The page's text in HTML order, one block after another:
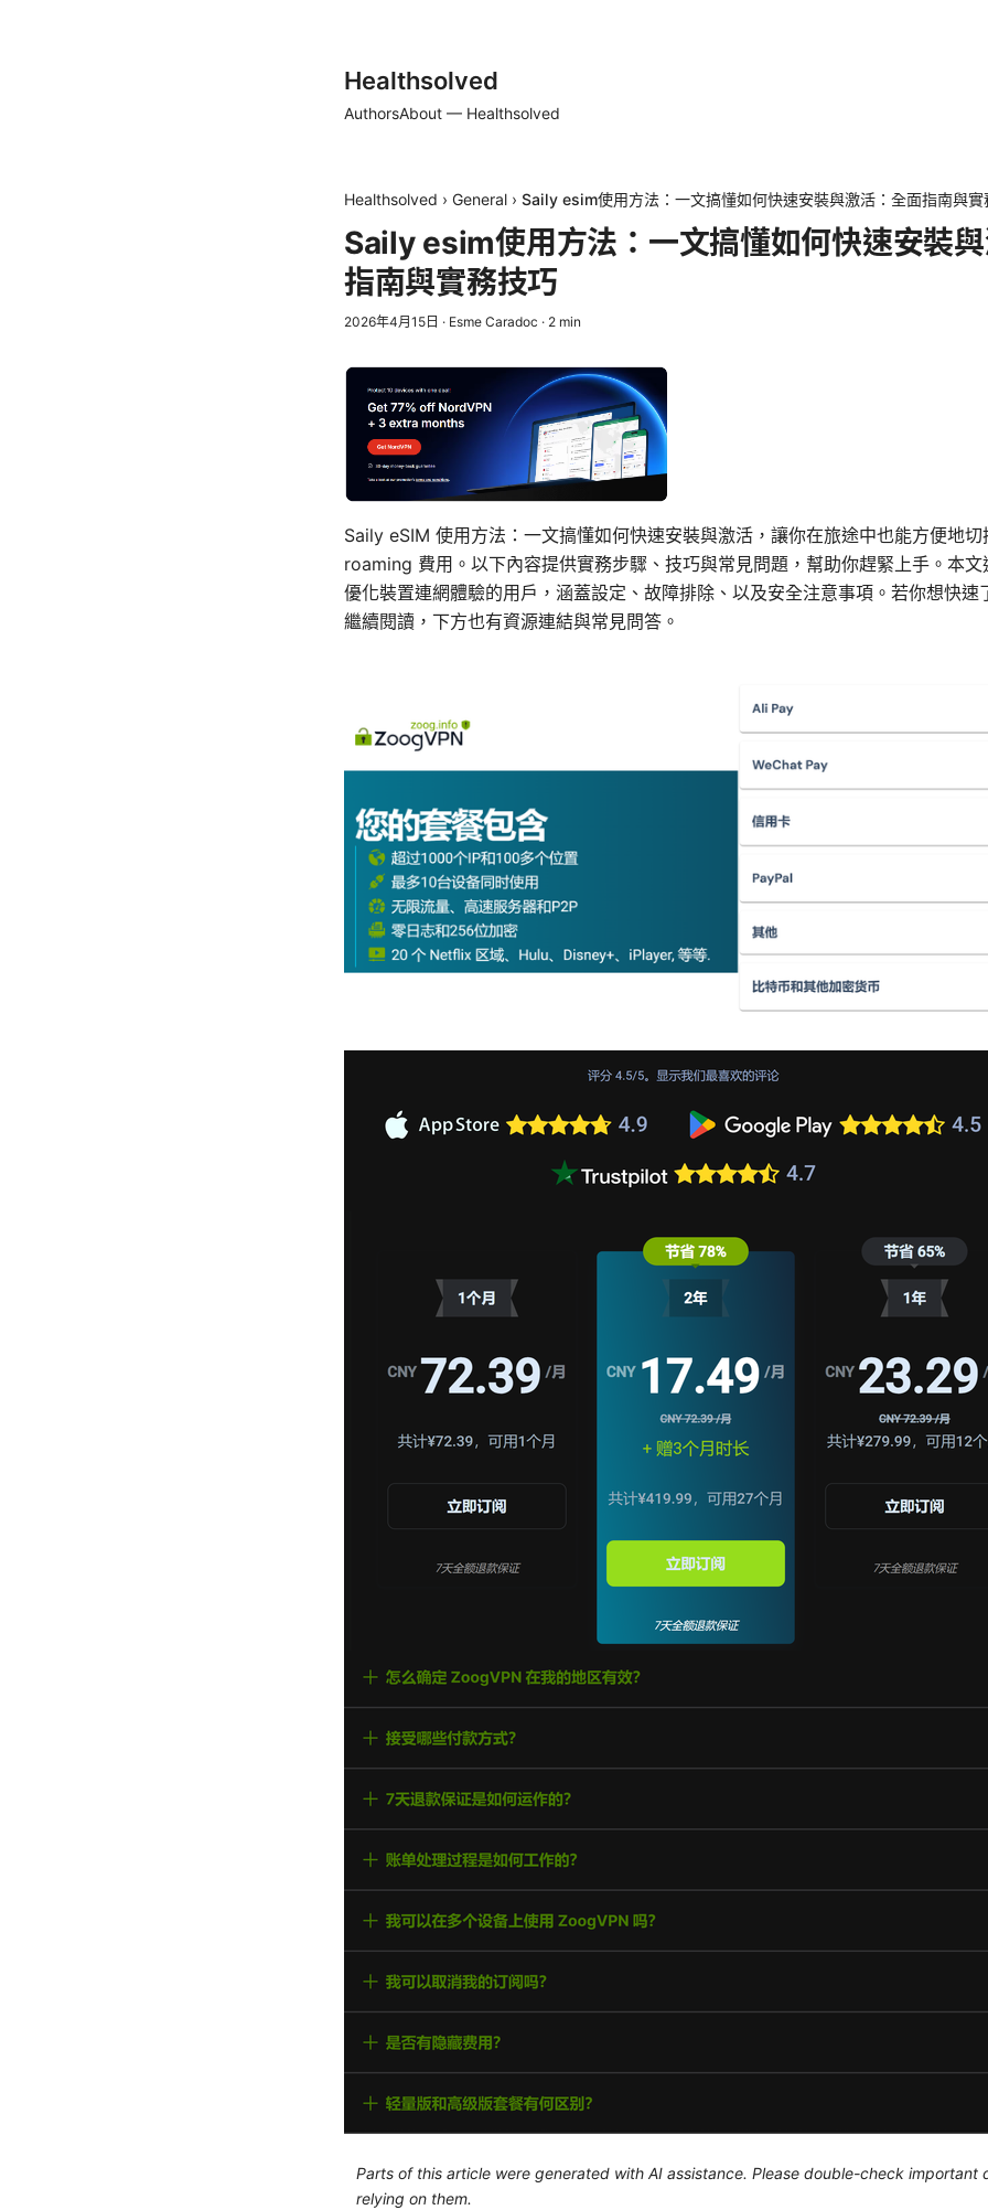
Healthsolved
AuthorsAbout — Healthsolved
Healthsolved › General › Saily esim使用方法：一文搞懂如何快速安裝與激活：全面指南與實
Saily esim使用方法：一文搞懂如何快速安裝
指南與實務技巧
2026年4月15日 · Esme Caradoc · 2 min
Saily eSIM 使用方法：一文搞懂如何快速安裝與激活，讓你在旅途中也能方便地
roaming 費用。以下內容提供實務步驟、技巧與常見問題，幫助你趕緊上手。本
優化裝置連網體驗的用戶，涵蓋設定、故障排除、以及安全注意事項。若你想快速
繼續閱讀，下方也有資源連結與常見問答。
Parts of this article were generated with AI assistance. Please double-check important
relying on them.